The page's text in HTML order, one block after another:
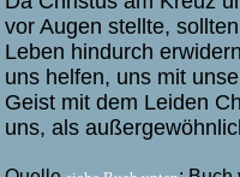
vor Augen stellte,
Leben hindurch
uns helfen, uns mit
Geist mit dem Leiden
uns, als